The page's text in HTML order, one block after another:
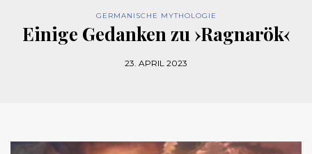
GERMANISCHE MYTHOLOGIE
Einige Gedanken zu ›Ragnarök‹
23. APRIL 2023